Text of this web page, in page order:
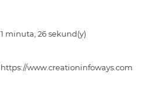
1 minuta, 26 sekund(y)
https://www.creationinfoways.com